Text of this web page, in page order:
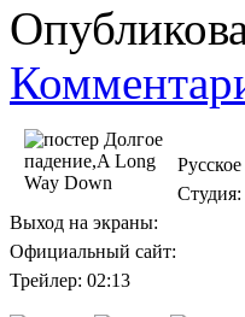
Студия:
Выход на экраны:
Официальный сайт:
Трейлер: 02:13